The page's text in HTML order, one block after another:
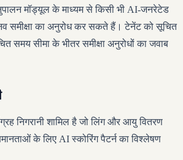
मॉड्यूल के माध्यम से किसी भी AI-जनरेटेड
समीक्षा का अनुरोध कर सकते हैं। टेनेंट को सूचित
समय सीमा के भीतर समीक्षा अनुरोधों का जवाब
निगरानी शामिल है जो लिंग और आयु वितरण
के लिए AI स्कोरिंग पैटर्न का विश्लेषण